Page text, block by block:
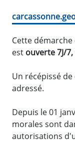
Cette
est ouverte 7J/
Un récépissé
adressé.
Depuis le 01
morales sont
autorisations